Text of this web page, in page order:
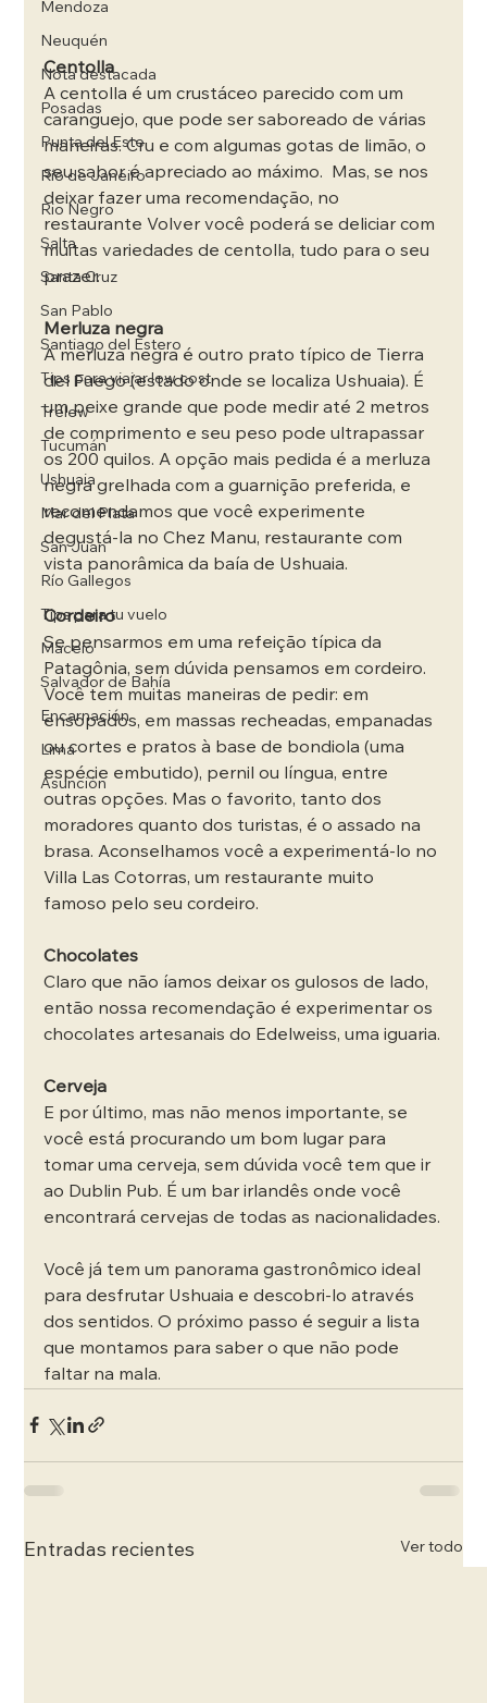
Mendoza
Neuquén
Nota destacada
Posadas
Punta del Este
Río de Janeiro
Rio Negro
Salta
Santa Cruz
San Pablo
Santiago del Estero
Tips para viajar low cost
Trelew
Tucumán
Ushuaia
Mar del Plata
San Juan
Río Gallegos
Tips para tu vuelo
Maceió
Salvador de Bahía
Encarnación
Lima
Asunción
Centolla
A centolla é um crustáceo parecido com um
caranguejo, que pode ser saboreado de várias
maneiras. Cru e com algumas gotas de limão, o
seu sabor é apreciado ao máximo.  Mas, se nos
deixar fazer uma recomendação, no
restaurante Volver você poderá se deliciar com
muitas variedades de centolla, tudo para o seu
prazer.
Merluza negra
A merluza negra é outro prato típico de Tierra
del Fuego (estado onde se localiza Ushuaia). É
um peixe grande que pode medir até 2 metros
de comprimento e seu peso pode ultrapassar
os 200 quilos. A opção mais pedida é a merluza
negra grelhada com a guarnição preferida, e
recomendamos que você experimente
degustá-la no Chez Manu, restaurante com
vista panorâmica da baía de Ushuaia.
Cordeiro
Se pensarmos em uma refeição típica da
Patagônia, sem dúvida pensamos em cordeiro.
Você tem muitas maneiras de pedir: em
ensopados, em massas recheadas, empanadas
ou cortes e pratos à base de bondiola (uma
espécie embutido), pernil ou língua, entre
outras opções. Mas o favorito, tanto dos
moradores quanto dos turistas, é o assado na
brasa. Aconselhamos você a experimentá-lo no
Villa Las Cotorras, um restaurante muito
famoso pelo seu cordeiro.
Chocolates
Claro que não íamos deixar os gulosos de lado,
então nossa recomendação é experimentar os
chocolates artesanais do Edelweiss, uma iguaria.
Cerveja
E por último, mas não menos importante, se
você está procurando um bom lugar para
tomar uma cerveja, sem dúvida você tem que ir
ao Dublin Pub. É um bar irlandês onde você
encontrará cervejas de todas as nacionalidades.
Você já tem um panorama gastronômico ideal
para desfrutar Ushuaia e descobri-lo através
dos sentidos. O próximo passo é seguir a lista
que montamos para saber o que não pode
faltar na mala.
Entradas recientes Ver todo